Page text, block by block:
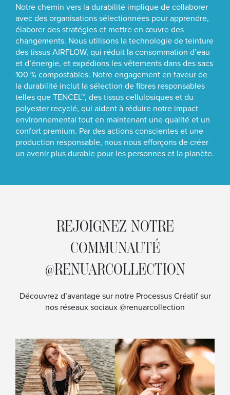
Notre chemin vers la durabilité implique de collaborer
avec des organisations sélectionnées pour apprendre,
élaborer des stratégies et mettre en œuvre des
changements. Nous utilisons la technologie de teinture
des tissus AIRFLOW, qui réduit la consommation d’eau
et d’énergie, et expédions les vêtements dans des sacs
100 % compostables. Notre engagement en faveur de
la durabilité inclut la sélection de fibres responsables
telles que TENCEL™, des tissus cellulosiques et du
polyester recyclé, qui aident à réduire notre impact
environnemental tout en maintenant une qualité et un
confort premium. Par des actions conscientes et une
production responsable, nous nous efforçons de créer
un avenir plus durable pour les personnes et la planète.
REJOIGNEZ NOTRE
COMMUNAUTÉ
@RENUARCOLLECTION
Découvrez d’avantage sur notre Processus Créatif sur
nos réseaux sociaux @renuarcollection